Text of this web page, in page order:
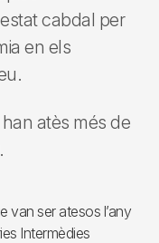
cabdal per
en els
atès més de
van ser atesos l’any
Intermèdies